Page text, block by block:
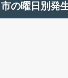
の曜日別発